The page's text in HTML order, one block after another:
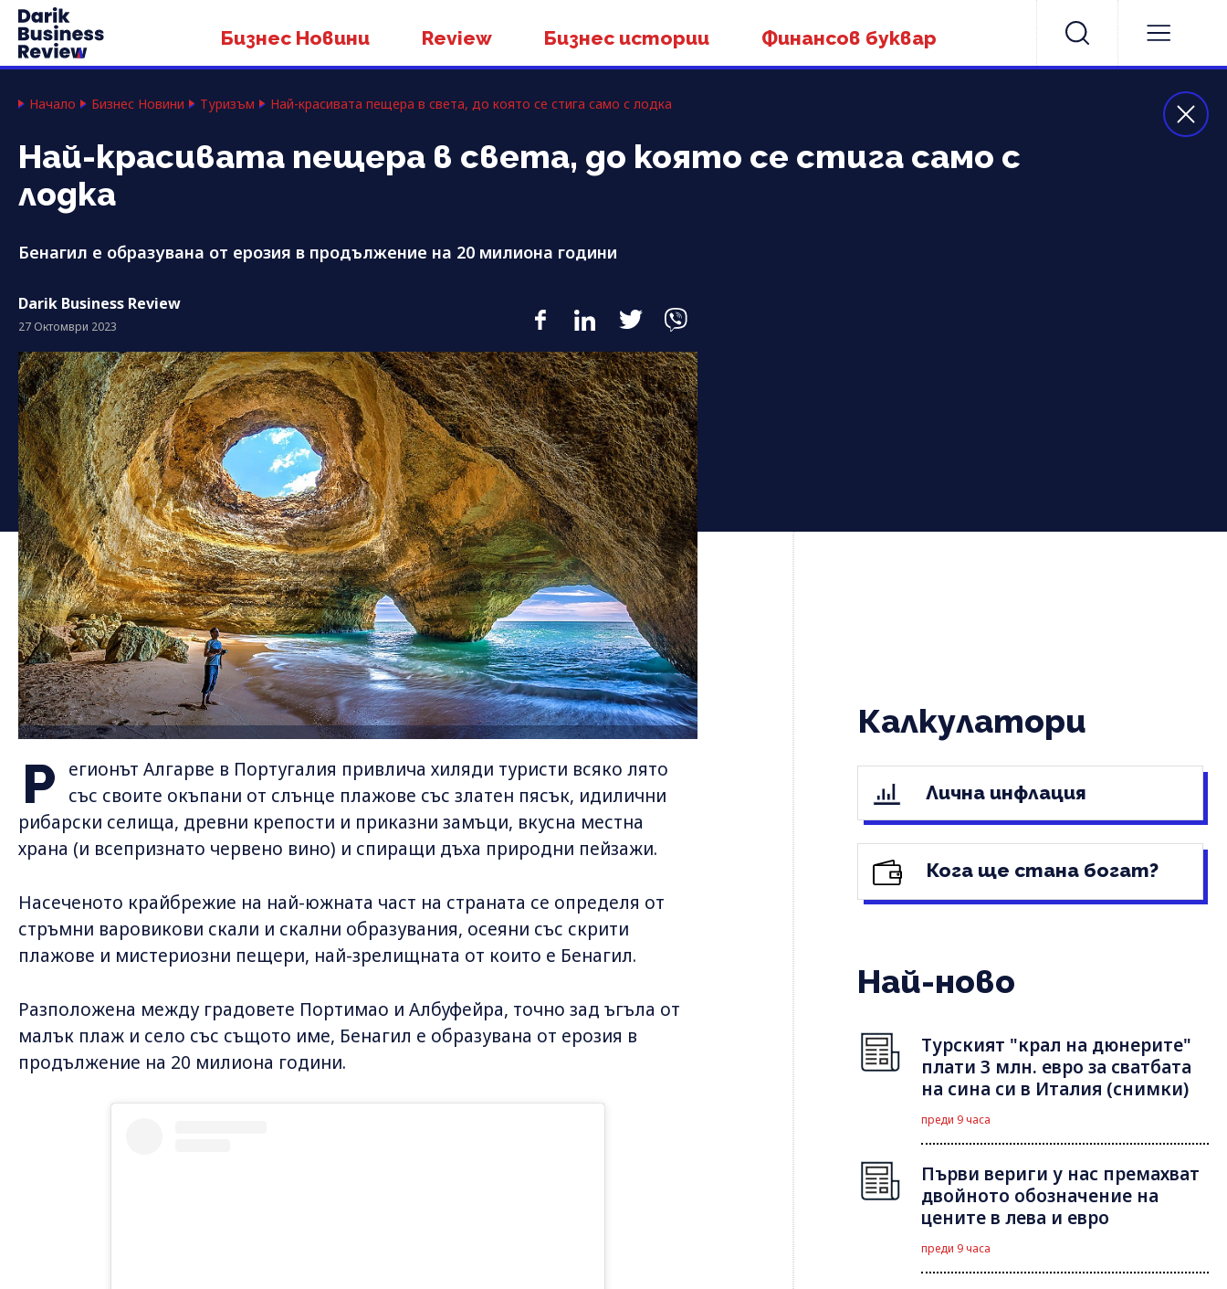
Бизнес Новини Review Бизнес истории Финансов буквар
Начало Бизнес Новини Туризъм Най-красивата пещера в света, до която се стига само с лодка
Най-красивата пещера в света, до която се стига само с
лодка
Бенагил е образувана от ерозия в продължение на 20 милиона години
Darik Business Review
27 Октомври 2023
Р
егионът Алгарве в Португалия привлича хиляди туристи всяко лято
със своите окъпани от слънце плажове със златен пясък, идилични
рибарски селища, древни крепости и приказни замъци, вкусна местна
храна (и всепризнато червено вино) и спиращи дъха природни пейзажи.
Насеченото крайбрежие на най-южната част на страната се определя от
стръмни варовикови скали и скални образувания, осеяни със скрити
плажове и мистериозни пещери, най-зрелищната от които е Бенагил.
Разположена между градовете Портимао и Албуфейра, точно зад ъгъла от
малък плаж и село със същото име, Бенагил е образувана от ерозия в
продължение на 20 милиона години.
Калкулатори
Лична инфлация
Кога ще стана богат?
Най-ново
Турският "крал на дюнерите"
плати 3 млн. евро за сватбата
на сина си в Италия (снимки)
преди 9 часа
Първи вериги у нас премахват
двойното обозначение на
цените в лева и евро
преди 9 часа